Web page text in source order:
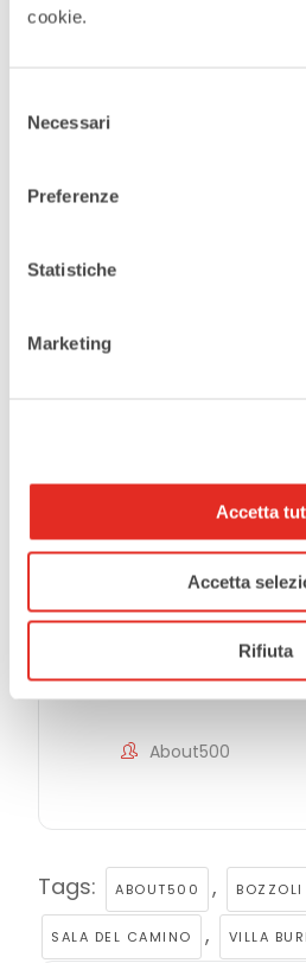
cookie.
delNecessari
Preferenze
Statistiche
Marketing
Accetta
Accetta
Rifiuta
Caminante |
WHYNOT
Comune di Rho
About500
Tags: ABOUT500 , BOZZOLI
SALA DEL CAMINO , VILLA